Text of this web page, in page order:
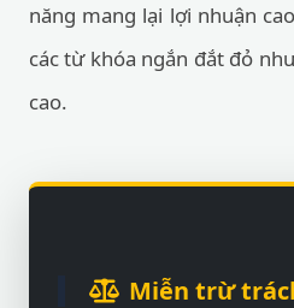
năng mang lại lợi nhuận
các từ khóa ngắn đắt đỏ
cao.
Miễn trừ